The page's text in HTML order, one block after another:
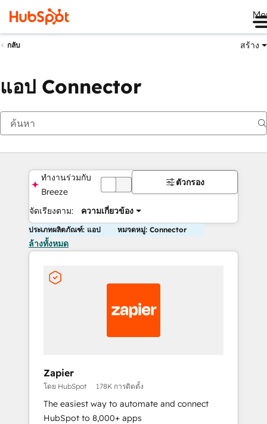
กลับ สร้าง
แอป Connector
ทำงานร่วมกับ
Breeze
ปิด
จัดเรียงตาม: ความเกี่ยวข้อง
ตัวกรอง
ประเภทผลิตภัณฑ์: แอป หมวดหมู่: Connector
ล้างทั้งหมด
Zapier
โดย HubSpot 178K การติดตั้ง
The easiest way to automate and connect
HubSpot to 8,000+ apps